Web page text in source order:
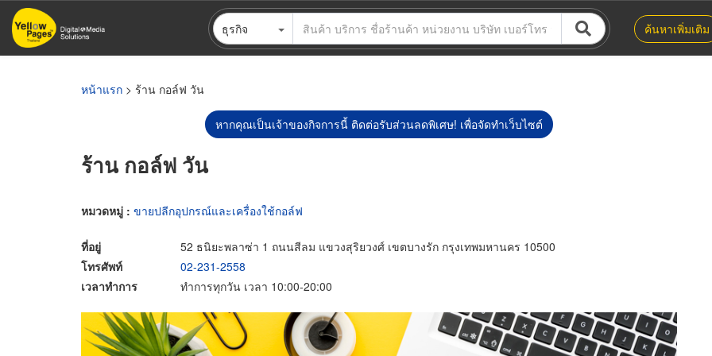
ข้าม
ไป
ธุรกิจ ค้นหาเพิ่มเติม
หน้าแรก > ร้าน กอล์ฟ วัน
หากคุณเป็นเจ้าของกิจการนี้ ติดต่อรับส่วนลดพิเศษ! เพื่อจัดทำเว็บไซต์
ร้าน กอล์ฟ วัน
หมวดหมู่ : ขายปลีกอุปกรณ์และเครื่องใช้กอล์ฟ
ที่อยู่
52 ธนิยะพลาซ่า 1 ถนนสีลม แขวงสุริยวงศ์ เขตบางรัก กรุงเทพมหานคร 10500
โทรศัพท์
02-231-2558
เวลาทำการ
ทำการทุกวัน เวลา 10:00-20:00